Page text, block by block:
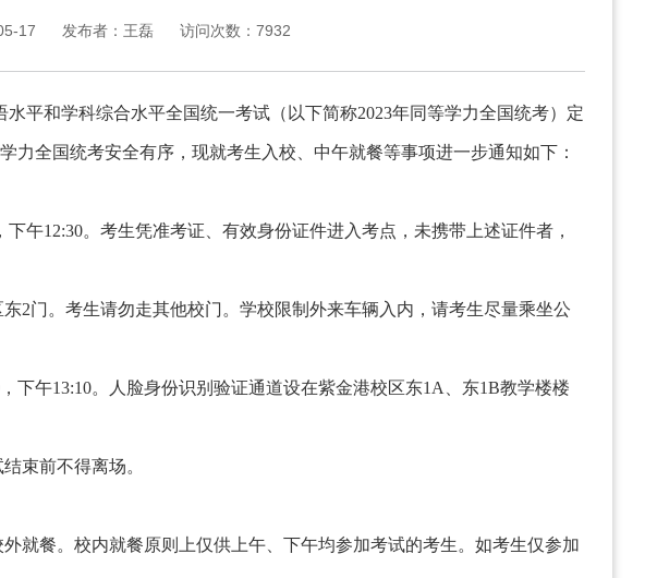
17 发布者： 王磊 访问次数： 7932
平和学科综合水平全国统一考试（以下简称2023年同等学力全国统考）定
力全国统考安全有序，现就考生入校、中午就餐等事项进一步通知如下：
，下午12:30。考生凭准考证、有效身份证件进入考点，未携带上述证件者，
东2门。考生请勿走其他校门。学校限制外来车辆入内，请考生尽量乘坐公
，下午13:10。人脸身份识别验证通道设在紫金港校区东1A 、东1B教学楼楼
束前不得离场。
就餐。校内就餐原则上仅供上午、下午均参加考试的考生。如考生仅参加